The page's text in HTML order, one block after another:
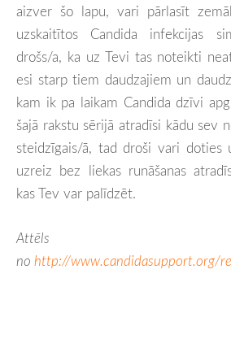
aizver šo lapu, vari pārlasīt
uzskaitītos Candida infekcijas
drošs/a, ka uz Tevi tas noteikti
esi starp tiem daudzajiem un
kam ik pa laikam Candida dzīvi
šajā rakstu sērijā atradīsi kādu sev
steidzīgais/ā, tad droši vari doties
uzreiz bez liekas runāšanas
kas Tev var palīdzēt.
Attēls
no http://www.candidasupport.org/